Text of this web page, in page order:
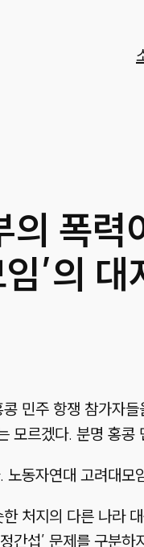
의 폭력
’의
콩 민주 항쟁 참가자
모르겠다. 분명 홍
동자연대 고려대
처지의 다른 나라
간섭’ 문제를 구분